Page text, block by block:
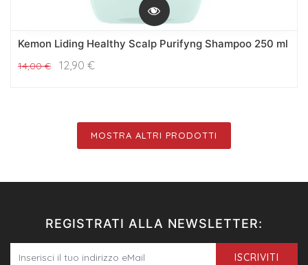
Kemon Liding Healthy Scalp Purifyng Shampoo 250 ml
14,00€ 12,90 €
MOSTRA ALTRI PRODOTTI
REGISTRATI ALLA NEWSLETTER:
ISCRIVITI